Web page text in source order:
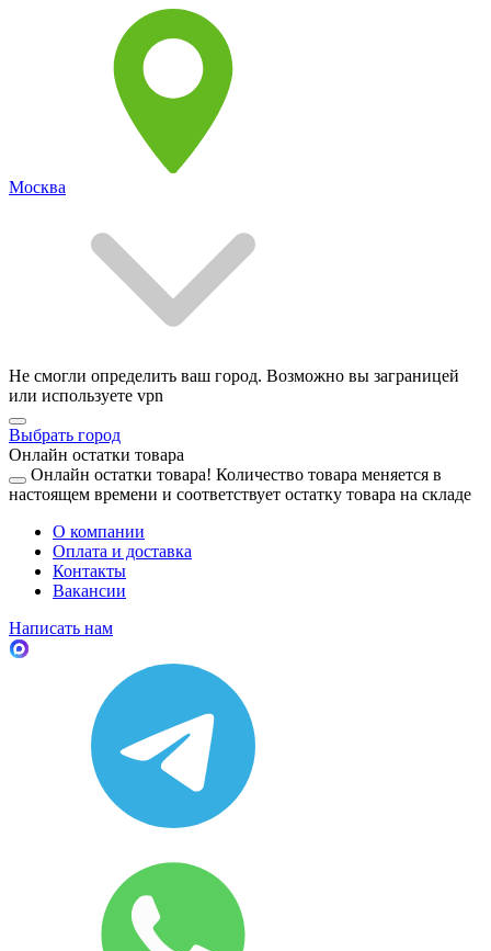
Москва
Не смогли определить ваш город. Возможно вы заграницей
или используете vpn
Выбрать город
Онлайн остатки товара
Онлайн остатки товара! Количество товара меняется в
настоящем времени и соответствует остатку товара на складе
О компании
Оплата и доставка
Контакты
Вакансии
Написать нам